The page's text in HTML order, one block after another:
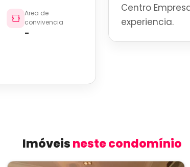
Area de
convivencia
-
Centro
experiencia.
Imóveisneste condomínio